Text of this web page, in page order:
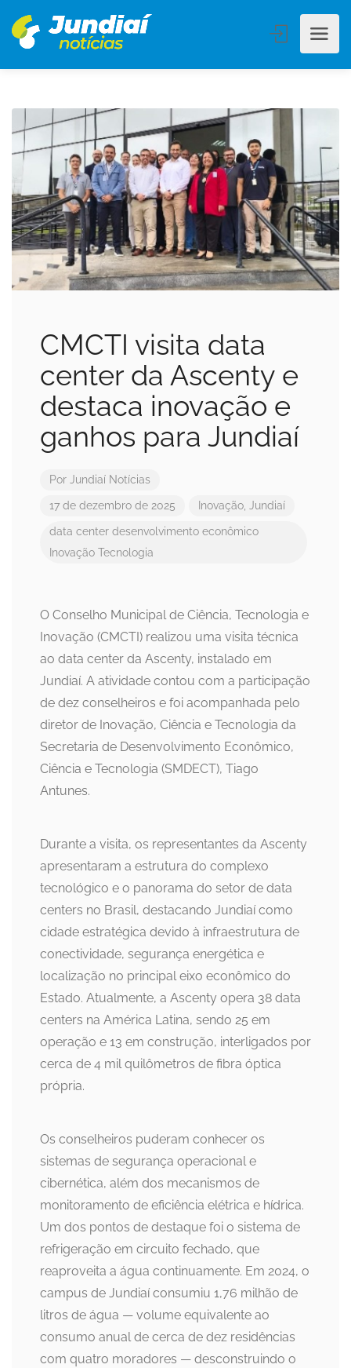
CMCTI visita data
center da Ascenty e
destaca inovação e
ganhos para Jundiaí
Por Jundiaí Notícias
17 de dezembro de 2025 Inovação, Jundiaí
data center desenvolvimento econômico
Inovação Tecnologia
O Conselho Municipal de Ciência, Tecnologia e
Inovação (CMCTI) realizou uma visita técnica
ao data center da Ascenty, instalado em
Jundiaí. A atividade contou com a participação
de dez conselheiros e foi acompanhada pelo
diretor de Inovação, Ciência e Tecnologia da
Secretaria de Desenvolvimento Econômico,
Ciência e Tecnologia (SMDECT), Tiago
Antunes.
Durante a visita, os representantes da Ascenty
apresentaram a estrutura do complexo
tecnológico e o panorama do setor de data
centers no Brasil, destacando Jundiaí como
cidade estratégica devido à infraestrutura de
conectividade, segurança energética e
localização no principal eixo econômico do
Estado. Atualmente, a Ascenty opera 38 data
centers na América Latina, sendo 25 em
operação e 13 em construção, interligados por
cerca de 4 mil quilômetros de fibra óptica
própria.
Os conselheiros puderam conhecer os
sistemas de segurança operacional e
cibernética, além dos mecanismos de
monitoramento de eficiência elétrica e hídrica.
Um dos pontos de destaque foi o sistema de
refrigeração em circuito fechado, que
reaproveita a água continuamente. Em 2024, o
campus de Jundiaí consumiu 1,76 milhão de
litros de água — volume equivalente ao
consumo anual de cerca de dez residências
com quatro moradores — desconstruindo o